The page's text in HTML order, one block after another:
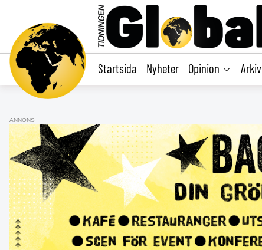
Startsida Nyheter Opinion Arkiv
ANNONS